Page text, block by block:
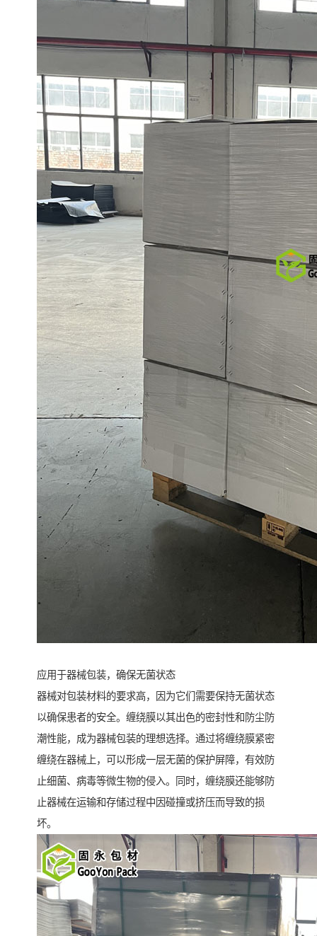
应用于器械包装，确保无菌状态
器械对包装材料的要求高，因为它们需要保持无菌状态
以确保患者的安全。缠绕膜以其出色的密封性和防尘防
潮性能，成为器械包装的理想选择。通过将缠绕膜紧密
缠绕在器械上，可以形成一层无菌的保护屏障，有效防
止细菌、病毒等微生物的侵入。同时，缠绕膜还能够防
止器械在运输和存储过程中因碰撞或挤压而导致的损
坏。